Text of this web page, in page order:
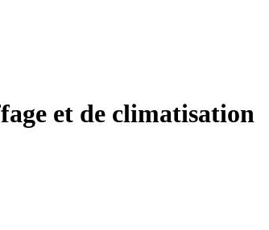
et de climatisation